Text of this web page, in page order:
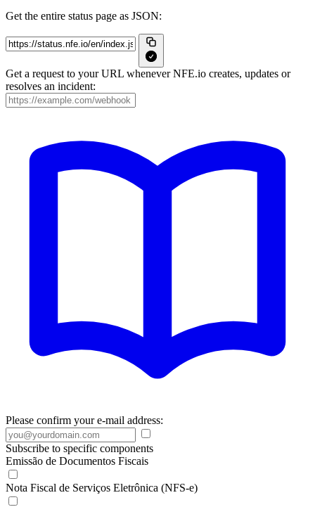
Get the entire status page as JSON:
Get a request to your URL whenever NFE.io creates, updates or
resolves an incident:
Please confirm your e-mail address:
Subscribe to specific components
Emissão de Documentos Fiscais
Nota Fiscal de Serviços Eletrônica (NFS-e)